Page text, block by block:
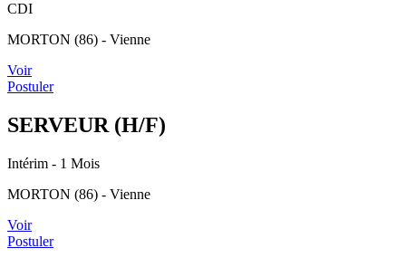
CDI
MORTON (86) - Vienne
Voir
Postuler
SERVEUR (H/F)
Intérim - 1 Mois
MORTON (86) - Vienne
Voir
Postuler